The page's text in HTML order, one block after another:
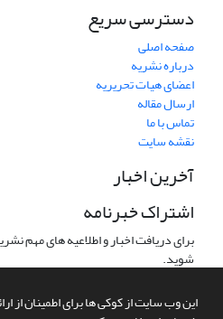
این وب سایت از کوکی ها برای اطمینان از
دسترسی سریع
صفحه اصلی
درباره نشریه
اعضای هیات تحریریه
ارسال مقاله
تماس با ما
نقشه سایت
آخرین اخبار
اشتراک خبرنامه
برای دریافت اخبار و اطلاعیه های مهم
شوید.